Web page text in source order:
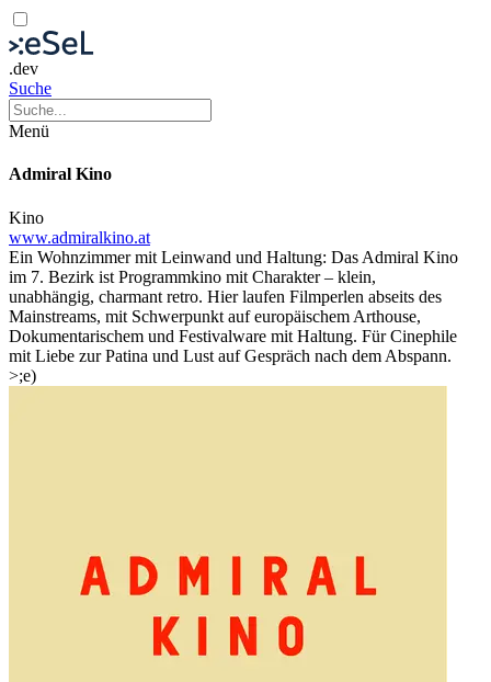
.dev
Suche
Menü
Admiral Kino
Kino
www.admiralkino.at
Ein Wohnzimmer mit Leinwand und Haltung: Das Admiral Kino
im 7. Bezirk ist Programmkino mit Charakter – klein,
unabhängig, charmant retro. Hier laufen Filmperlen abseits des
Mainstreams, mit Schwerpunkt auf europäischem Arthouse,
Dokumentarischem und Festivalware mit Haltung. Für Cinephile
mit Liebe zur Patina und Lust auf Gespräch nach dem Abspann.
>;e)